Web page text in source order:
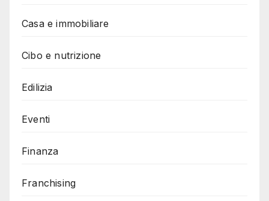
Casa e immobiliare
Cibo e nutrizione
Edilizia
Eventi
Finanza
Franchising